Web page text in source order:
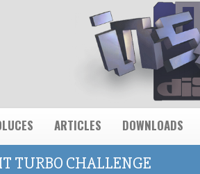
ARTICLES DOWNLOADS
TURBO CHALLENGE